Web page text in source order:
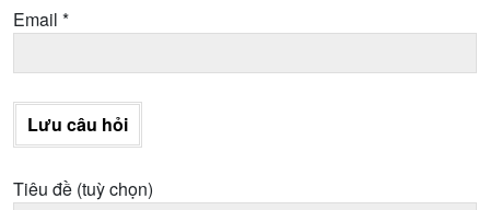
Email *
Lưu câu hỏi
Tiêu đề (tuỳ chọn)